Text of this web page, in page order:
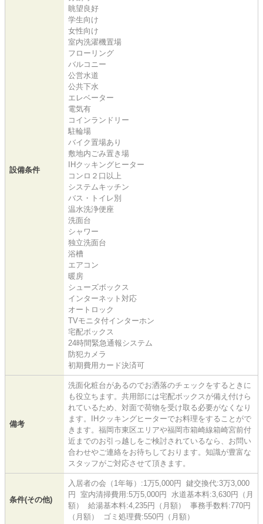
設備条件
眺望良好
学生向け
女性向け
室内洗濯機置場
フローリング
バルコニー
公営水道
公共下水
エレベーター
電気有
コインランドリー
駐輪場
バイク置場あり
敷地内ごみ置き場
IHクッキングヒーター
コンロ２口以上
システムキッチン
バス・トイレ別
温水洗浄便座
洗面台
シャワー
独立洗面台
浴槽
エアコン
暖房
シューズボックス
インターネット対応
オートロック
TVモニタ付インターホン
宅配ボックス
24時間緊急通報システム
防犯カメラ
初期費用カード決済可
備考
洗面化粧台があるのでお洒落のチェックをするときに
も役立ちます。共用部には宅配ボックスが備え付けら
れているため、対面で荷物を受け取る必要がなくなり
ます。IHクッキングヒーターでお料理をすることがで
きます。福岡市東区エリアや福岡市箱崎線箱崎宮前付
近までのお引っ越しをご検討されているなら、お問い
合わせやご連絡をお待ちしております。知識が豊富な
スタッフがご対応させて頂きます。
条件(その他)
入居者の会（1年毎）:1万5,000円 鍵交換代:3万3,000
円 室内清掃費用:5万5,000円 水道基本料:3,630円（月
額） 給湯基本料:4,235円（月額） 事務手数料:770円
（月額） ゴミ処理費:550円（月額）